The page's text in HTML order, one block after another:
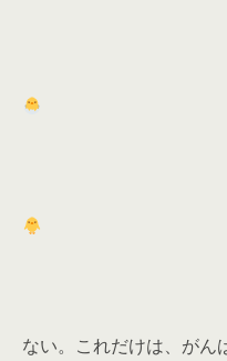
ない。これだけは、がん